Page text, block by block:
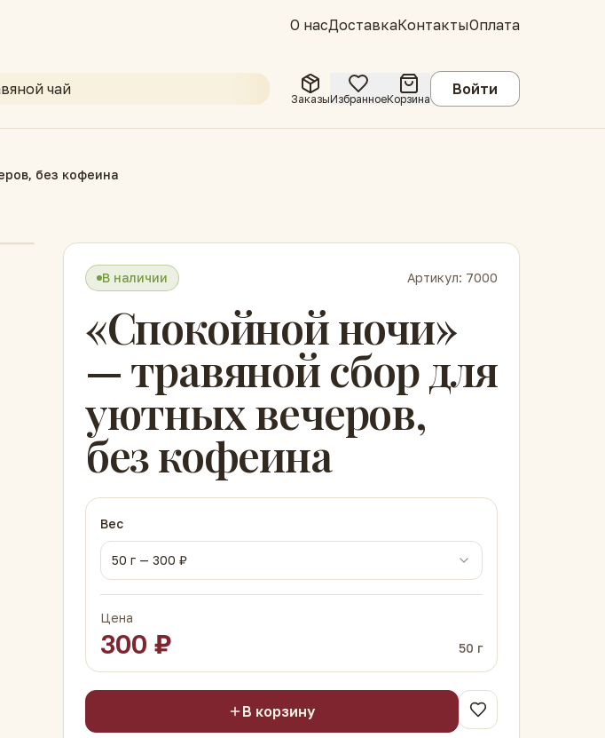
О насДоставкаКонтактыОплата
чай
ЗаказыИзбранноеКорзина
Войти
без кофеина
В наличии Артикул: 7000
«Спокойной ночи»
— травяной сбор для
уютных вечеров,
без кофеина
Вес
50 г — 300 ₽
Цена
300 ₽ 50 г
В корзину